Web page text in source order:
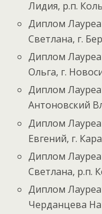
Лидия, р.п.
Диплом
Светлана, г.
Диплом
Ольга, г.
Диплом
Антоновский
Диплом
Евгений, г.
Диплом
Светлана, р.п.
Диплом
Черданцева